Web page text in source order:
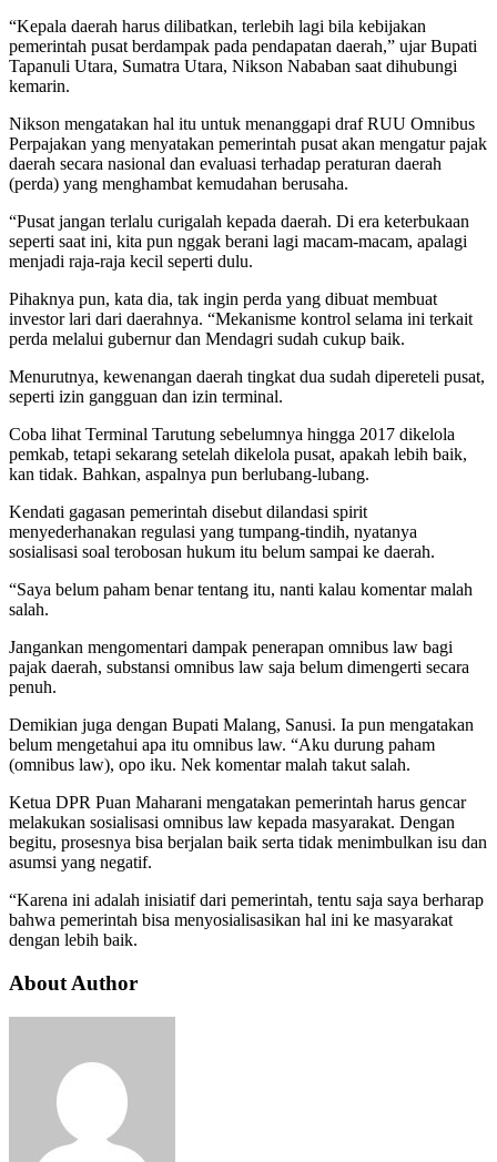
“Kepala daerah harus dilibatkan, terlebih lagi bila kebijakan
pemerintah pusat berdampak pada pendapatan daerah,” ujar Bupati
Tapanuli Utara, Sumatra Utara, Nikson Nababan saat dihubungi
kemarin.
Nikson mengatakan hal itu untuk menanggapi draf RUU Omnibus
Perpajakan yang menyatakan pemerintah pusat akan mengatur pajak
daerah secara nasional dan evaluasi terhadap peraturan daerah
(perda) yang menghambat kemudahan berusaha.
“Pusat jangan terlalu curigalah kepada daerah. Di era keterbukaan
seperti saat ini, kita pun nggak berani lagi macam-macam, apalagi
menjadi raja-raja kecil seperti dulu.
Pihaknya pun, kata dia, tak ingin perda yang dibuat membuat
investor lari dari daerahnya. “Mekanisme kontrol selama ini terkait
perda melalui gubernur dan Mendagri sudah cukup baik.
Menurutnya, kewenangan dae­rah tingkat dua sudah dipereteli pusat,
seperti izin gangguan dan izin terminal.
Coba lihat Terminal Tarutung sebelumnya hingga 2017 dikelola
pemkab, tetapi sekarang setelah dikelola pusat, apakah lebih baik,
kan tidak. Bahkan, aspalnya pun berlubang-lubang.
Kendati gagasan pemerintah disebut dilandasi spirit
menyederhanakan regulasi yang tum­pang-tindih, nyatanya
sosialisasi soal terobosan hukum itu belum sampai ke daerah.
“Saya belum paham benar ten­tang itu, nanti kalau komentar malah
salah.
Jangankan mengomentari dampak penerapan omnibus law bagi
pajak daerah, substansi omnibus law saja belum dimengerti secara
penuh.
Demikian juga dengan Bupati Malang, Sanusi. Ia pun mengatakan
belum mengetahui apa itu omnibus law. “Aku durung paham
(omnibus law), opo iku. Nek komentar malah takut salah.
Ketua DPR Puan Maharani mengatakan pemerintah harus gencar
melakukan sosialisasi omnibus law kepada masyarakat. Dengan
begitu, prosesnya bisa berjalan baik serta tidak menimbulkan isu dan
asumsi yang negatif.
“Karena ini adalah inisiatif da­ri pemerintah, tentu saja saya berharap
bahwa pemerintah bisa menyosialisasikan hal ini ke masyarakat
dengan lebih baik.
About Author